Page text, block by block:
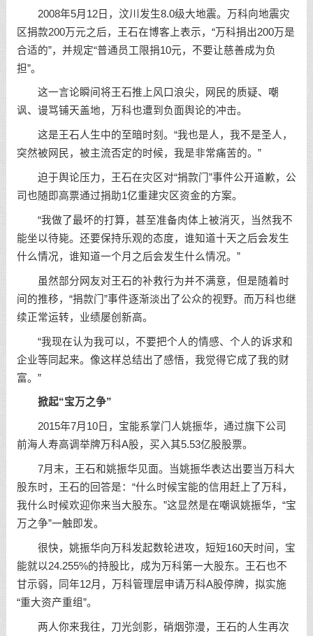
2008年5月12日，汶川发生8.0级大地震。万科向地震灾
区捐款200万元之后，王石在博客上表示，“万科捐出200万是
合适的”，并规定“普通员工限捐10元，不要让慈善成为负
担”。
这一言论瞬间将王石推上风口浪尖，网民的质疑、嘲
讽、谩骂铺天盖地，万科也遭到负面舆论的冲击。
这是王石人生中的至暗时刻。“我也是人，我不是圣人，
突然被网民，被主流否定的时候，我是非常痛苦的。”
迫于舆论压力，王石在灾区对“捐款门”事件公开道歉，公
司也随即高票通过捐助1亿重建灾区资金的方案。
“我做了最坏的打算，甚至准备肉体上被消灭，当然我不
能坐以待毙。还要保持乐观的态度，谁知道十天之后会发生
什么情况，谁知道一个月之后会发生什么情况。”
虽然部分网友对王石的补救行为并不满意，但是随着时
间的推移，“捐款门”事件逐渐淡出了公众的视野。而万科也继
续正常运转，业绩屡创新高。
“我现在认为我可以，不要把个人的情感、个人的诉求和
企业等同起来。像这样总结出了感悟，我觉得它成了我的财
富。”
掀起“宝万之争”
2015年7月10日，宝能系掌门人姚振华，通过旗下公司
前海人寿高调举牌万科A股，买入其5.53亿股股票。
7月末，王石和姚振华见面。当姚振华表达出要当万科大
股东时，王石的回答是：“什么时候宝能的信用赶上了万科，
我什么时候欢迎你来当大股东。”这显然是在嘲讽姚振华，“宝
万之争”一触即发。
很快，姚振华向万科发起数轮进攻，短短160天时间，宝
能就以24.255%的持股比，成为万科第一大股东。王石也不
甘示弱，同年12月，万科管理层申请万科A股停牌，拟实施
“重大资产重组”。
两人你来我往，刀光剑影，硝烟弥漫，王石的人生再次